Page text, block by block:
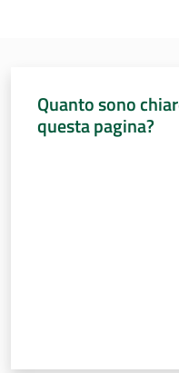
Quanto sono
questa pagina?